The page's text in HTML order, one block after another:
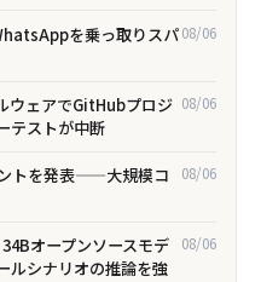
を乗っ取りスパ08/06
ェアでGitHubプロジ
テストが中断
08/06
トを発表——大規模コ
08/06
オープンソースモデ
シナリオの推論を強
08/06